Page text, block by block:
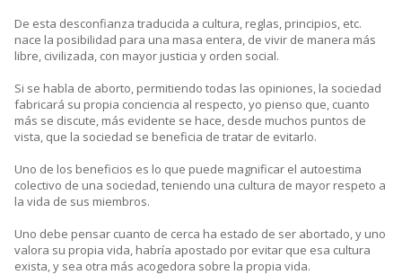
De esta desconfianza traducida a cultura, reglas, principios, etc.
nace la posibilidad para una masa entera, de vivir de manera más
libre, civilizada, con mayor justicia y orden social.
Si se habla de aborto, permitiendo todas las opiniones, la sociedad
fabricará su propia conciencia al respecto, yo pienso que, cuanto
más se discute, más evidente se hace, desde muchos puntos de
vista, que la sociedad se beneficia de tratar de evitarlo.
Uno de los beneficios es lo que puede magnificar el autoestima
colectivo de una sociedad, teniendo una cultura de mayor respeto a
la vida de sus miembros.
Uno debe pensar cuanto de cerca ha estado de ser abortado, y uno
valora su propia vida, habría apostado por evitar que esa cultura
exista, y sea otra más acogedora sobre la propia vida.